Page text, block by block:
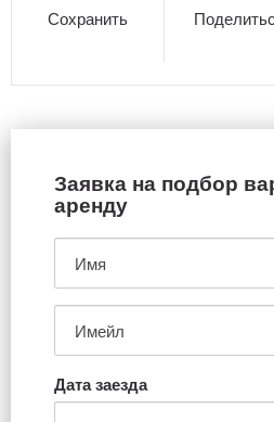
Сохранить
Заявка на подбор
аренду
Дата заезда